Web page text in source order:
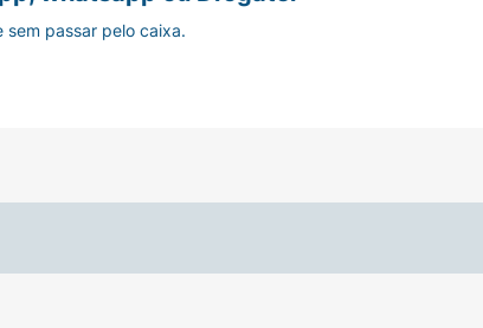
sem passar pelo caixa.